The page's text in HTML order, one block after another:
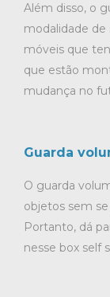
Além disso, o
modalidade de
móveis que
que estão
mudança no
Guarda
O guarda
objetos sem
Portanto, dá
nesse box self